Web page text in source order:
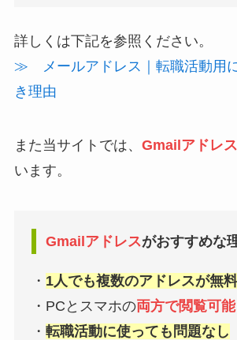
詳しくは下記を参照ください。
≫ メールアドレス｜転職活動用
き理由
また当サイトでは、 Gmailアドレス
います。
Gmailアドレスがおすすめな
・ 1人でも複数のアドレスが無
・PCとスマホの両方で閲覧可能
・転職活動に使っても問題なし